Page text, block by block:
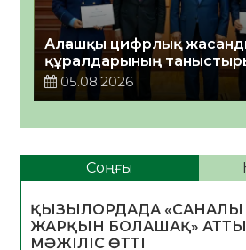
Алғашқы цифрлық
құралдарының
05.08.2026
Соңғы
ҚЫЗЫЛОРДАДА «САНАЛЫ
ЖАРҚЫН БОЛАШАҚ» АТТЫ
МӘЖІЛІС ӨТТІ